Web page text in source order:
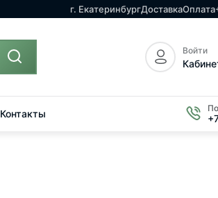
г. ЕкатеринбургДоставкаОплата
Войти
Контакты